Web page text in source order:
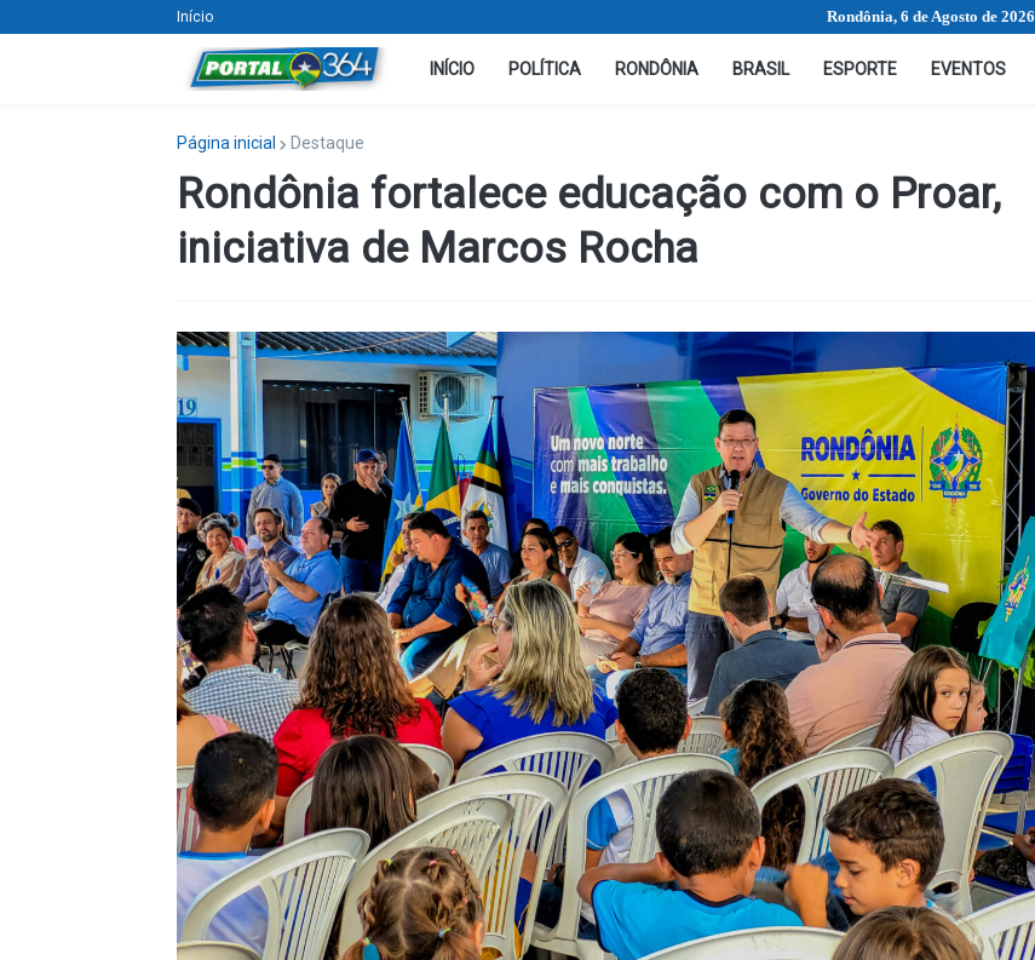
Início Rondônia, 6 de Agosto de 2026
INÍCIO POLÍTICA RONDÔNIA BRASIL ESPORTE EVENTOS
Página inicial Destaque
Rondônia fortalece educação com o Proar,
iniciativa de Marcos Rocha